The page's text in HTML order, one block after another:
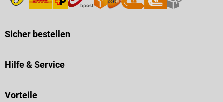
Sicher bestellen
Hilfe & Service
Vorteile